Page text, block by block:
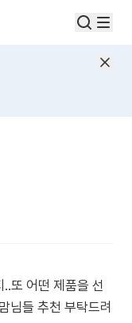
또 어떤 제품을 선
님들 추천 부탁드려